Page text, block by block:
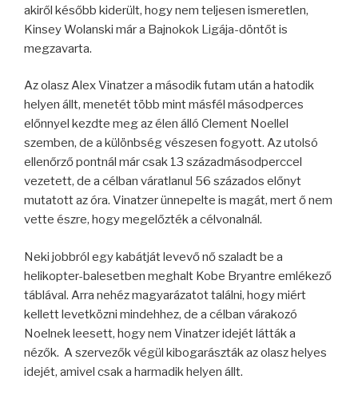
akiről később kiderült, hogy nem teljesen ismeretlen,
Kinsey Wolanski már a Bajnokok Ligája-döntőt is
megzavarta.
Az olasz Alex Vinatzer a második futam után a hatodik
helyen állt, menetét több mint másfél másodperces
előnnyel kezdte meg az élen álló Clement Noellel
szemben, de a különbség vészesen fogyott. Az utolsó
ellenőrző pontnál már csak 13 századmásodperccel
vezetett, de a célban váratlanul 56 százados előnyt
mutatott az óra. Vinatzer ünnepelte is magát, mert ő nem
vette észre, hogy megelőzték a célvonalnál.
Neki jobbról egy kabátját levevő nő szaladt be a
helikopter-balesetben meghalt Kobe Bryantre emlékező
táblával. Arra nehéz magyarázatot találni, hogy miért
kellett levetközni mindehhez, de a célban várakozó
Noelnek leesett, hogy nem Vinatzer idejét látták a
nézők. A szervezők végül kibogarászták az olasz helyes
idejét, amivel csak a harmadik helyen állt.